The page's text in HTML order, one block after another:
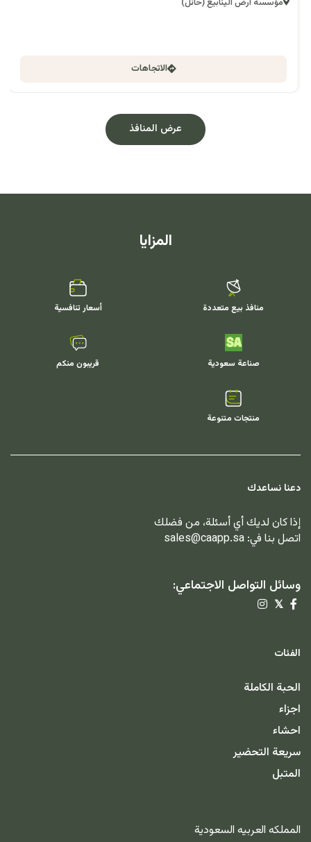
مؤسسة ارض الينابيع (حائل)
الاتجاهات
عرض المنافذ
المزايا
منافذ بيع متعددة أسعار تنافسية
صناعة سعودية قريبون منكم
منتجات متنوعة
دعنا نساعدك
إذا كان لديك أي أسئلة، من فضلك
اتصل بنا في: sales@caapp.sa
وسائل التواصل الاجتماعي:
𝕏
الفئات
الحبة الكاملة
اجزاء
احشاء
سريعة التحضير
المتبل
المملكه العربيه السعودية